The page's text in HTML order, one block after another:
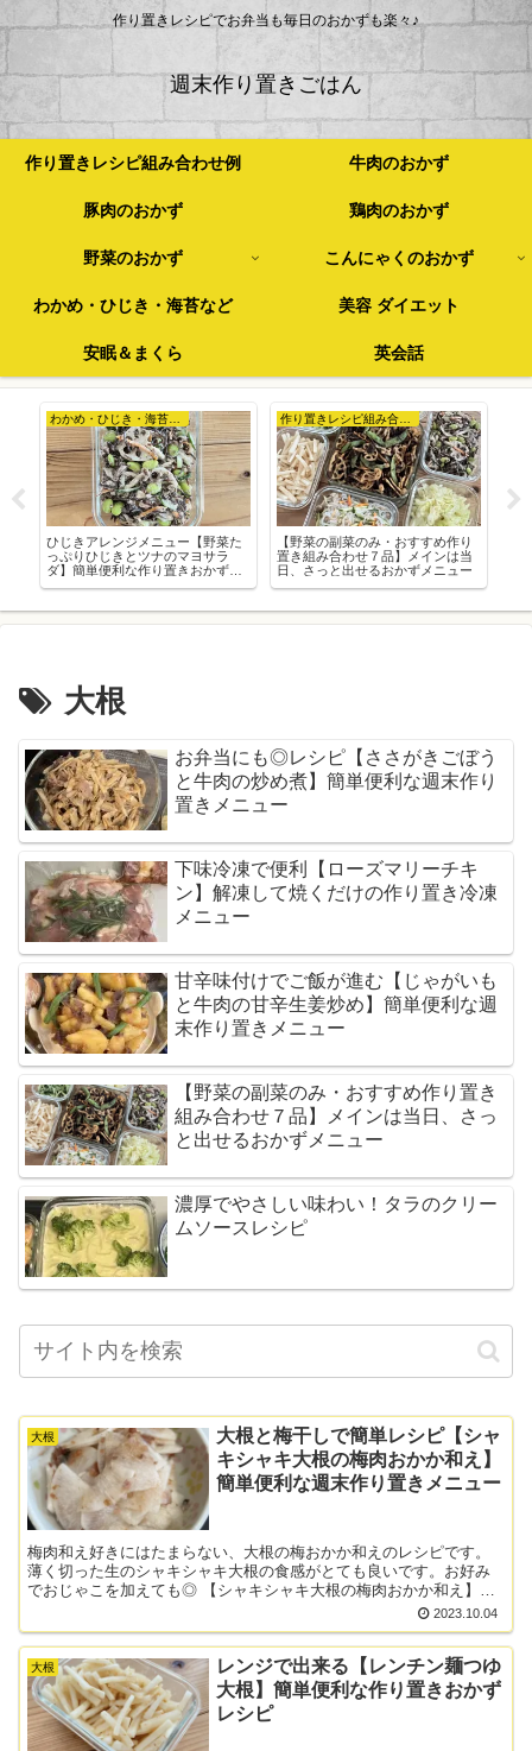
作り置きレシピでお弁当も毎日のおかずも楽々♪
週末作り置きごはん
作り置きレシピ組み合わせ例 牛肉のおかず
豚肉のおかず 鶏肉のおかず
野菜のおかず こんにゃくのおかず
わかめ・ひじき・海苔など 美容 ダイエット
安眠＆まくら 英会話
わかめ・ひじき・海苔など
ひじきアレンジメニュー【野菜た
っぷりひじきとツナのマヨサラ
ダ】簡単便利な作り置きおかずレ
作り置きレシピ組み合わせ例
【野菜の副菜のみ・おすすめ作り
置き組み合わせ７品】メインは当
日、さっと出せるおかずメニュー
大根
お弁当にも◎レシピ【ささがきごぼう
と牛肉の炒め煮】簡単便利な週末作り
置きメニュー
下味冷凍で便利【ローズマリーチキ
ン】解凍して焼くだけの作り置き冷凍
メニュー
甘辛味付けでご飯が進む【じゃがいも
と牛肉の甘辛生姜炒め】簡単便利な週
末作り置きメニュー
【野菜の副菜のみ・おすすめ作り置き
組み合わせ７品】メインは当日、さっ
と出せるおかずメニュー
濃厚でやさしい味わい！タラのクリー
ムソースレシピ
大根
大根と梅干しで簡単レシピ【シャ
キシャキ大根の梅肉おかか和え】
簡単便利な週末作り置きメニュー
梅肉和え好きにはたまらない、大根の梅おかか和えのレシピです。
薄く切った生のシャキシャキ大根の食感がとても良いです。お好み
でおじゃこを加えても◎ 【シャキシャキ大根の梅肉おかか和え】の
2023.10.04
大根
レンジで出来る【レンチン麺つゆ
大根】簡単便利な作り置きおかず
レシピ